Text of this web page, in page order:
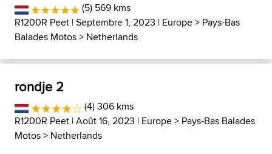
(5) 569 kms
R1200R Peet | Septembre 1, 2023 | Europe> Pays-Bas
Balades Motos> Netherlands
rondje 2
(4) 306 kms
R1200R Peet | Août 16, 2023 | Europe> Pays-Bas Balades
Motos> Netherlands